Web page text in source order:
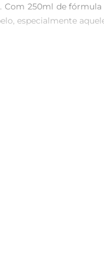
Com 250ml de
especialmente
é facilmente
cabelos em uma